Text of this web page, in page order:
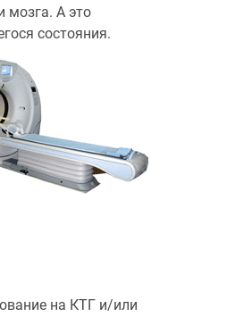
мозга. А это
состояния.
на КТГ и/или